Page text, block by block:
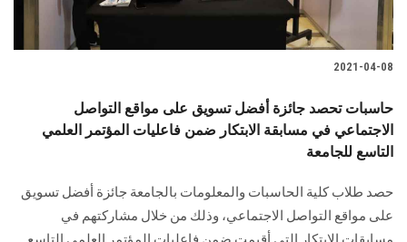
2021-04-08
حاسبات تحصد جائزة أفضل تسويق على مواقع التواصل
الاجتماعي في مسابقة الابتكار ضمن فاعليات المؤتمر العلمي
التاسع للجامعة
حصد طلاب كلية الحاسبات والمعلومات بالجامعة جائزة أفضل تسويق
على مواقع التواصل الاجتماعي، وذلك من خلال مشاركتهم في